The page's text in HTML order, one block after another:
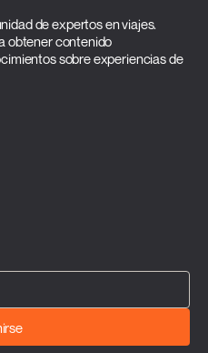
de expertos en viajes.
obtener contenido
sobre experiencias de